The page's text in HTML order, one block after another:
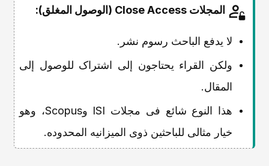
المجلات Close Access (الوصول المغلق):
لا یدفع الباحث رسوم نشر.
ولکن القراء یحتاجون إلى اشتراک للوصول إلى
المقال.
هذا النوع شائع فی مجلات ISI وScopus، وهو
خیار مثالی للباحثین ذوی المیزانیه المحدوده.